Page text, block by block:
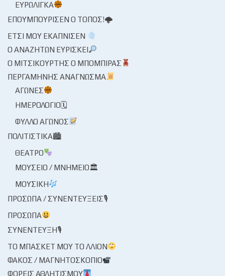
ΕΥΡΩΛΊΓΚΑ
ΕΠΟΥΜΠΟΎΡΙΣΕΝ Ο ΤΌΠΟΣ!🌩
ΈΤΣΙ ΜΟΥ ΕΚΆΠΝΙΣΕΝ
Ο ΑΝΑΖΗΤΏΝ ΕΥΡΊΣΚΕΙ
Ο ΜΙΤΣΙΚΟΥΡΤΉΣ Ο ΜΠΌΜΠΙΡΑΣ
ΠΕΡΓΑΜΗΝΉΣ ΑΝΆΓΝΩΣΜΑ
ΑΓΏΝΕΣ
ΗΜΕΡΟΛΌΓΙΟ🗓
ΦΎΛΛΟ ΑΓΏΝΟΣ
ΠΟΛΙΤΙΣΤΙΚΆ🏙
ΘΈΑΤΡΟ
ΜΟΥΣΕΊΟ / ΜΝΗΜΕΊΟ🏛
ΜΟΥΣΙΚΉ
ΠΡΌΣΩΠΑ / ΣΥΝΕΝΤΕΎΞΕΙΣ🎙
ΠΡΌΣΩΠΑ
ΣΥΝΈΝΤΕΥΞΗ🎙
ΤΟ ΜΠΆΣΚΕΤ ΜΟΥ ΤΟ ΛΛΊΟΝ
ΦΑΚΌΣ / ΜΑΓΝΗΤΟΣΚΌΠΙΟ
ΦΟΡΕΊΣ ΑΘΛΗΤΙΣΜΟΎ